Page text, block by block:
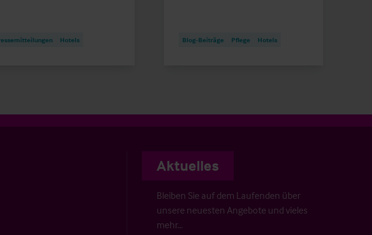
Hotels Blog-Beiträge Pflege Hotels
Aktuelles
Bleiben Sie auf dem Laufenden über
unsere neuesten Angebote und vieles
mehr…